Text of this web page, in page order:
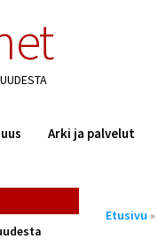
Arki ja palvelut
Olet
Etusivu »